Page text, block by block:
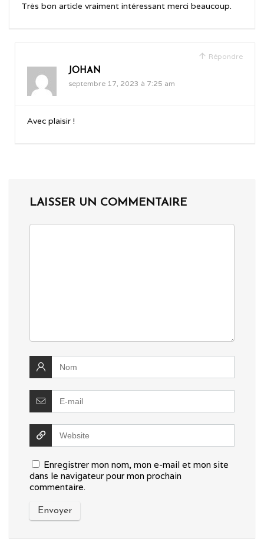
Très bon article vraiment intéressant merci beaucoup.
Répondre
JOHAN
septembre 17, 2023 à 7:25 am
Avec plaisir !
LAISSER UN COMMENTAIRE
Enregistrer mon nom, mon e-mail et mon site
dans le navigateur pour mon prochain
commentaire.